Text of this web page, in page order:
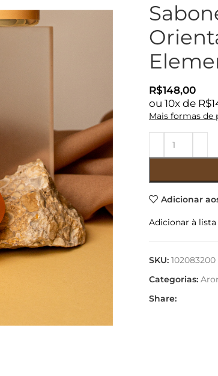
R$148,00
ou 10x de R$
Mais formas de
Adicionar
Adicionar à
SKU: 102083200
Categorias:
Share: